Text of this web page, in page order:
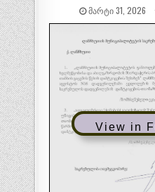
ᲛᲐᲠᲢᲘ 31, 2026
View in